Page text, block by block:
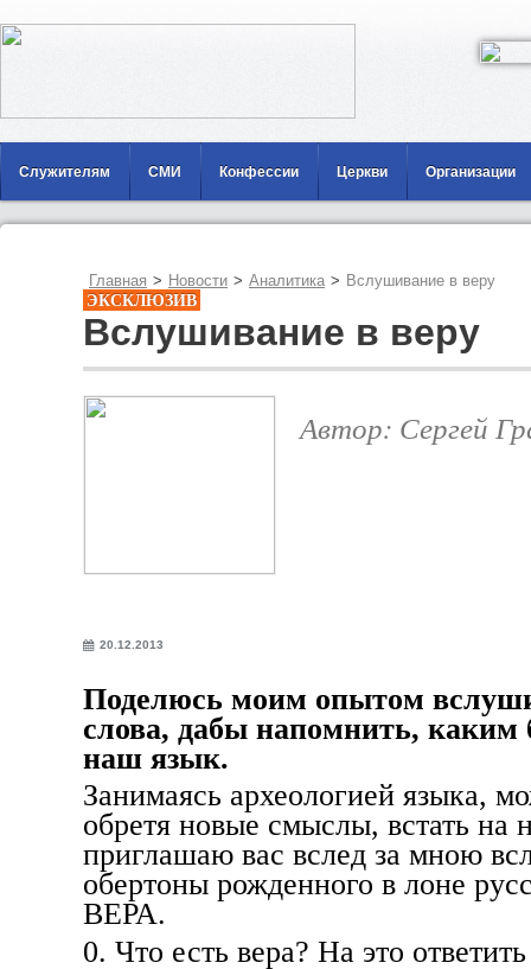
Служителям СМИ Конфессии Церкви Организации
Главная > Новости > Аналитика > Вслушивание в веру
ЭКСКЛЮЗИВ
Вслушивание в веру
Автор: Сергей
20.12.2013
Поделюсь моим опытом
слова, дабы напомнить, каким
наш язык.
Занимаясь археологией языка,
обретя новые смыслы, встать на
приглашаю вас вслед за мною
обертоны рожденного в лоне
ВЕРА.
0. Что есть вера? На это